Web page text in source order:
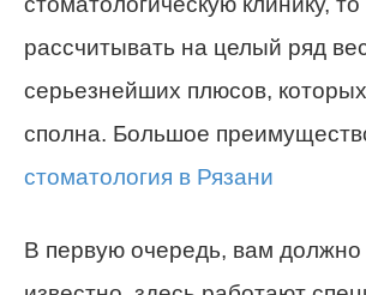
рассчитывать на целый ряд
серьезнейших плюсов,
сполна. Большое
стоматология в Рязани
В первую очередь, вам должно